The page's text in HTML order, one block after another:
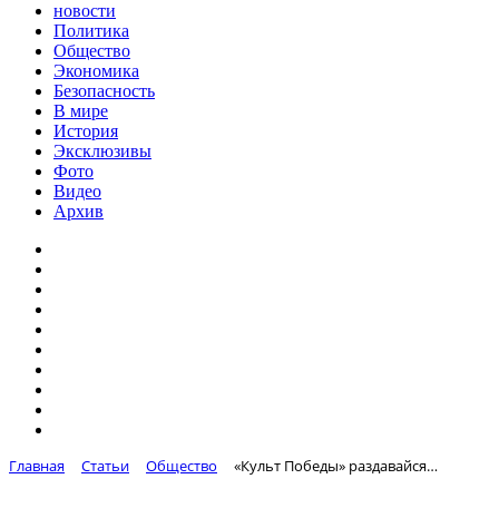
новости
Политика
Общество
Экономика
Безопасность
В мире
История
Эксклюзивы
Фото
Видео
Архив
Главная Статьи Общество «Культ Победы» раздавайся…